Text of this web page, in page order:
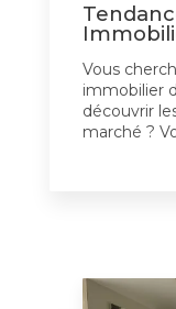
Vous
immobilier
découvrir
marché ?